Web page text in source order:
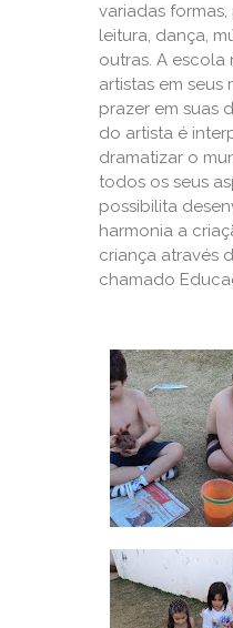
variadas
leitura, dança,
outras. A escola
artistas em seus
prazer em suas
do artista é
dramatizar o
todos os seus
possibilita
harmonia a
criança através
chamado